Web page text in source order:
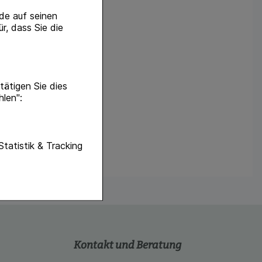
auf seinen
dass Sie die
Sie dies
unserer
an bevorzugte
Nutzung
& Tracking
Kontakt und Beratung